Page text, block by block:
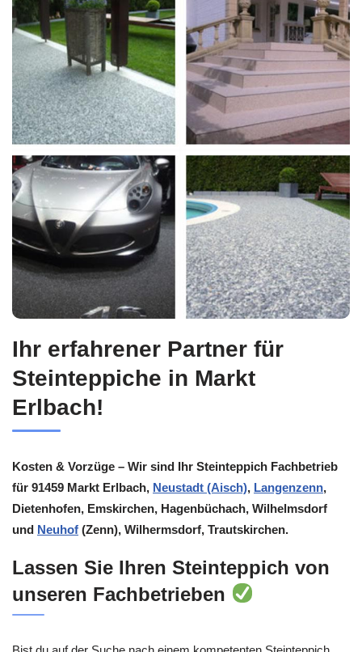
Ihr erfahrener Partner für
Steinteppiche in Markt
Erlbach!
Kosten & Vorzüge – Wir sind Ihr Steinteppich Fachbetrieb
für 91459 Markt Erlbach, Neustadt (Aisch), Langenzenn,
Dietenhofen, Emskirchen, Hagenbüchach, Wilhelmsdorf
und Neuhof (Zenn), Wilhermsdorf, Trautskirchen.
Lassen Sie Ihren Steinteppich von
unseren Fachbetrieben